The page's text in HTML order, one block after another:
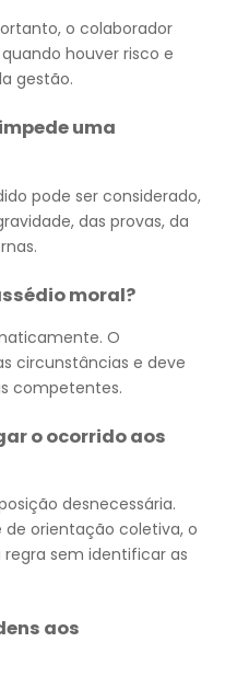
o colaborador
houver risco e
gestão.
uma
pode ser considerado,
das provas, da
moral?
O
circunstâncias e deve
competentes.
o ocorrido aos
desnecessária.
orientação coletiva, o
sem identificar as
aos